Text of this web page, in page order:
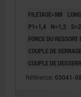
FILETAGE=M8
P1=1,4
N=1,2
FORCE DU
COUPLE DE
COUPLE DE
Référence: 03041-08